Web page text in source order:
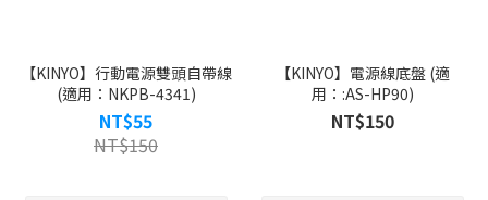
【KINYO】行動電源雙頭自帶線
(適用：NKPB-4341)
NT$55
NT$150
【KINYO】電源線底盤 (適
用：:AS-HP90)
NT$150